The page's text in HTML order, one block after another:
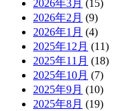
2026年3月 (15)
2026年2月 (9)
2026年1月 (4)
2025年12月 (11)
2025年11月 (18)
2025年10月 (7)
2025年9月 (10)
2025年8月 (19)